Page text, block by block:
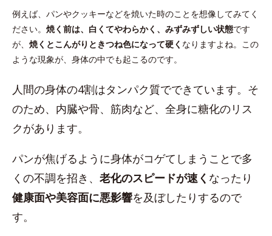
例えば、パンやクッキーなどを焼いた時のことを想像してみてく
ださい。 焼く前は、白くてやわらかく、みずみずしい状態です
が、 焼くとこんがりときつね色になって硬く なりますよね。この
ような現象が、身体の中でも起こるのです。
人間の身体の4割はタンパク質でできています。そ
のため、内臓や骨、筋肉など、全身に糖化のリス
クがあります。
パンが焦げるように身体がコゲてしまうことで多
くの不調を招き、 老化のスピードが速く なったり
健康面や美容面に悪影響を及ぼしたりするので
す。